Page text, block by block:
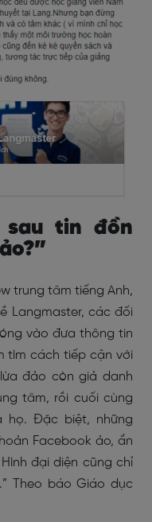
tin đồn
trung tâm tiếng Anh,
Langmaster, các đối
vào đưa thông tin
tìm cách tiếp cận với
đảo còn giả danh
tâm, rồi cuối cùng
họ. Đặc biệt, những
Facebook ảo, ẩn
đại diện cũng chỉ
Theo báo Giáo dục